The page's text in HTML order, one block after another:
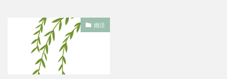
婚活